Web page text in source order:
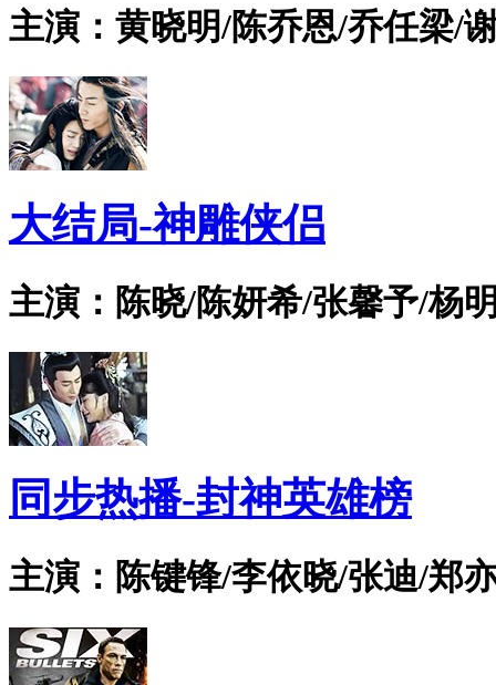
主演：黄晓明/陈乔恩/乔任梁/
大结局-神雕侠侣
主演：陈晓/陈妍希/张馨予/杨
同步热播-封神英雄榜
主演：陈键锋/李依晓/张迪/郑